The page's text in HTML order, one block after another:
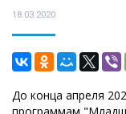
18.03.2020
До конца апреля